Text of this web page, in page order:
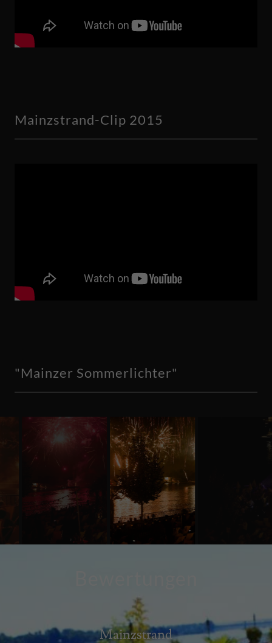
Mainzstrand-Clip 2015
"Mainzer Sommerlichter"
Mainzstrand